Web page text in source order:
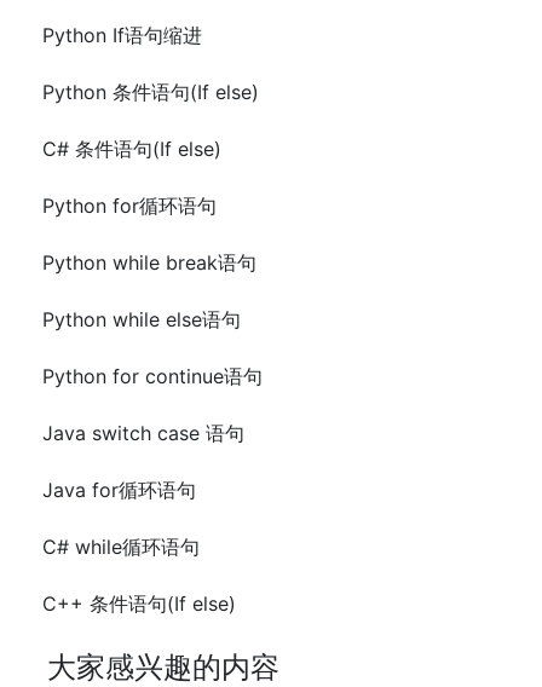
Python If语句缩进
Python 条件语句(If else)
C# 条件语句(If else)
Python for循环语句
Python while break语句
Python while else语句
Python for continue语句
Java switch case 语句
Java for循环语句
C# while循环语句
C++ 条件语句(If else)
大家感兴趣的内容